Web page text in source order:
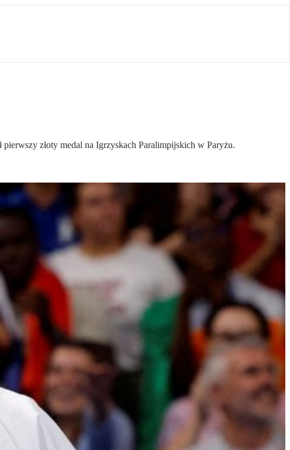
złoty medal na Igrzyskach Paralimpijskich w Paryżu.